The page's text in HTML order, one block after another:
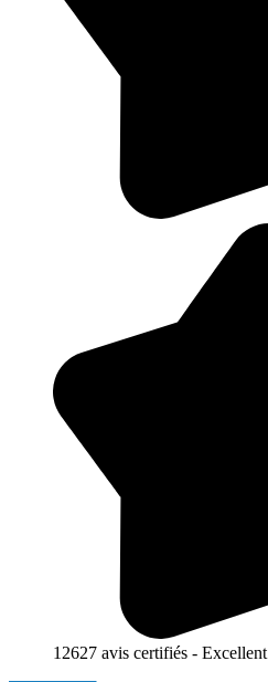
12627 avis certifiés - Excellent